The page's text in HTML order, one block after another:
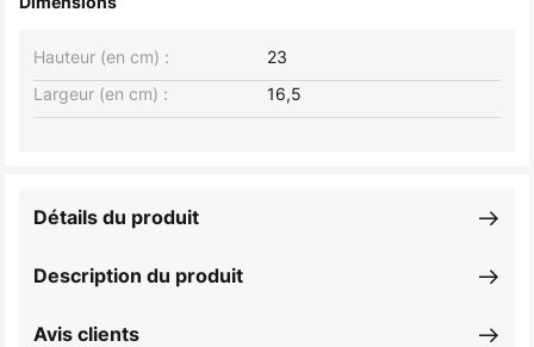
Largeur (en cm) : 16,5
Hauteur (en cm) : 23
Description du produit
Détails du produit
Avis clients